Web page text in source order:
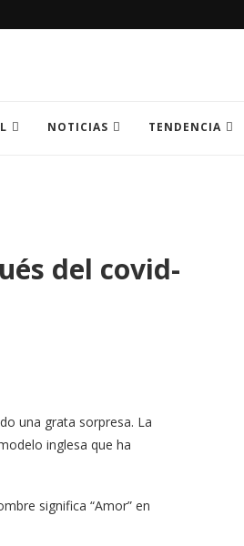
NOTICIAS TENDENCIA
del covid-
una grata sorpresa. La
inglesa que ha
significa “Amor” en